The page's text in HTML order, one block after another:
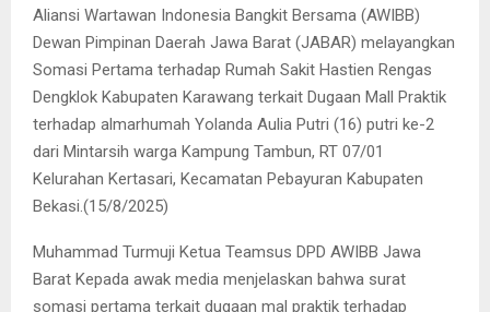
Aliansi Wartawan Indonesia Bangkit Bersama (AWIBB)
Dewan Pimpinan Daerah Jawa Barat (JABAR) melayangkan
Somasi Pertama terhadap Rumah Sakit Hastien Rengas
Dengklok Kabupaten Karawang terkait Dugaan Mall Praktik
terhadap almarhumah Yolanda Aulia Putri (16) putri ke-2
dari Mintarsih warga Kampung Tambun, RT 07/01
Kelurahan Kertasari, Kecamatan Pebayuran Kabupaten
Bekasi.(15/8/2025)
Muhammad Turmuji Ketua Teamsus DPD AWIBB Jawa
Barat Kepada awak media menjelaskan bahwa surat
somasi pertama terkait dugaan mal praktik terhadap